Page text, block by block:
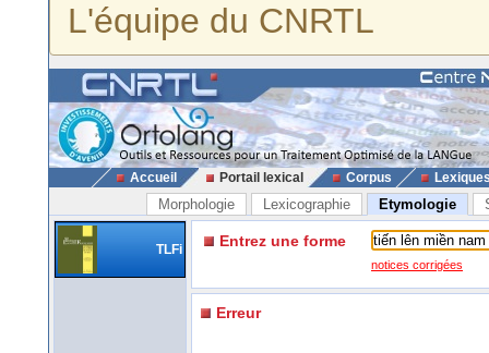
L'équipe du CNRTL
Accueil Portail lexical Corpus
Morphologie Lexicographie Etymologie
TLFi Entrez une forme
notices corrigées
Erreur